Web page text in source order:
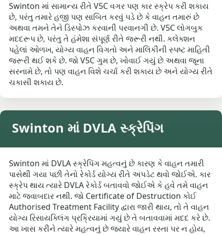
Swinton માં સામાન્ય રીતે V5C વગર પણ કાર સ્ક્રેપ કરી શકાય
છે, પરંતુ તમારે હજી પણ સાબિત કરવું પડે છે કે વાહન તમારું છે
અથવા તમને તેને ડિસ્પોઝ કરવાની પરવાનગી છે. V5C લોગબુક
મદદરૂપ છે, પરંતુ તે હંમેશા સંપૂર્ણ રીતે જરૂરી નથી. કલેક્શન
પહેલાં ઓળખ, યોગ્ય વાહન વિગતો અને માલિકીની સ્પષ્ટ માહિતી
જરૂરી થઈ શકે છે. જો V5C ગુમ છે, ખોવાઈ ગયું છે અથવા જૂના
સરનામે છે, તો પણ વાહન વિશે ચર્ચા કરી શકાય છે અને યોગ્ય રીતે
ચકાસી શકાય છે.
Swinton માં DVLA સ્ક્રેપિંગ
Swinton માં DVLA સ્ક્રેપિંગ મહત્વનું છે કારણ કે વાહન તમારી
પાસેથી ગયા પછી તેનો રેકોર્ડ યોગ્ય રીતે અપડેટ થવો જોઈએ. કાર
સ્ક્રેપ થાય ત્યારે DVLA રેકોર્ડ બતાવવો જોઈએ કે હવે તમે વાહન
માટે જવાબદાર નથી. જો Certificate of Destruction કોઈ
Authorised Treatment Facility દ્વારા જારી થાય, તો તે વાહન
યોગ્ય રિસાયક્લિંગ પ્રક્રિયામાં ગયું છે તે બતાવવામાં મદદ કરે છે.
આ ખાસ કરીને ત્યારે મહત્વનું છે જ્યારે વાહન રસ્તા પર ન હોય,